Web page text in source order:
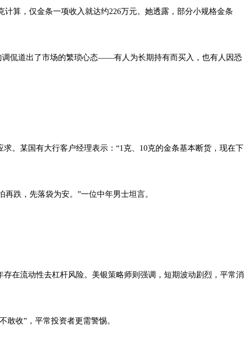
算，仅金条一项收入就达约226万元。她透露，部分小规格金条
调侃道出了市场的繁琐心态——有人为长期持有而买入，也有人因恐
。某国有大行客户经理表示：“1克、10克的金条基本断货，现在下
跌，先落袋为安。”一位中年男士坦言。
在流动性去杠杆风险。美银策略师则强调，短期波动剧烈，平常消
收”，平常投资者更需警惕。